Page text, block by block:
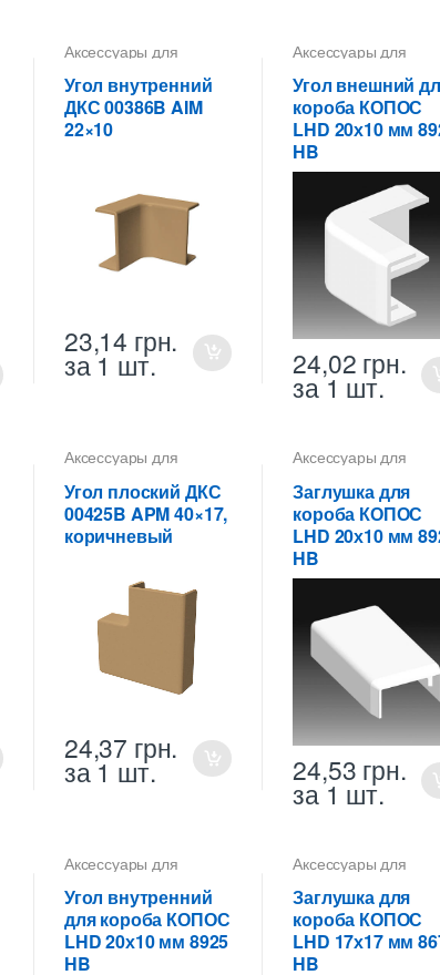
Аксессуары для
коробов
Угол внутренний
ДКС 00386B AIM
22×10
23,14 грн.
за 1 шт.
Аксессуары для
коробов
Угол внешний
короба КОПОС
LHD 20х10 мм
HB
24,02 грн.
за 1 шт.
Аксессуары для
коробов
Угол плоский ДКС
00425B APM 40×17,
коричневый
24,37 грн.
за 1 шт.
Аксессуары для
коробов
Заглушка для
короба КОПОС
LHD 20х10 мм
HB
24,53 грн.
за 1 шт.
Аксессуары для
коробов
Угол внутренний
для короба КОПОС
LHD 20х10 мм 8925
HB
Аксессуары для
коробов
Заглушка для
короба КОПОС
LHD 17х17 мм
HB